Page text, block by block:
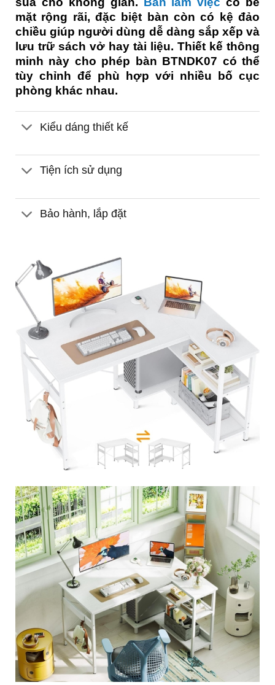
mặt rộng rãi, đặc biệt bàn còn có kệ đảo
chiều giúp người dùng dễ dàng sắp xếp và
lưu trữ sách vở hay tài liệu. Thiết kế thông
minh này cho phép bàn BTNDK07 có thể
tùy chỉnh để phù hợp với nhiều bố cục
phòng khác nhau.
Kiểu dáng thiết kế
Tiện ích sử dụng
Bảo hành, lắp đặt